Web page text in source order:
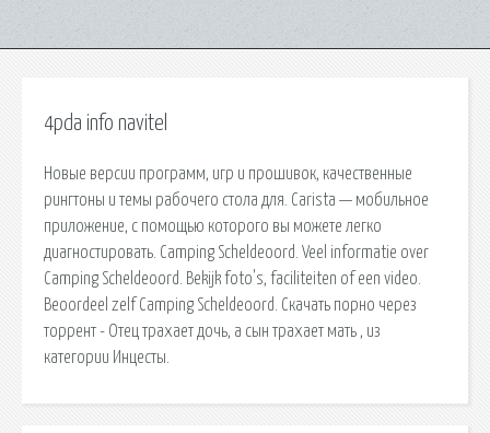
4pda info navitel
Новые версии программ, игр и прошивок, качественные
рингтоны и темы рабочего стола для. Carista — мобильное
приложение, с помощью которого вы можете легко
диагностировать. Camping Scheldeoord. Veel informatie over
Camping Scheldeoord. Bekijk foto's, faciliteiten of een video.
Beoordeel zelf Camping Scheldeoord. Скачать порно через
торрент - Отец трахает дочь, а сын трахает мать , из
категории Инцесты.